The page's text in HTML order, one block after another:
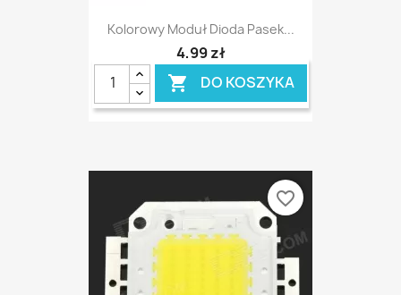
Kolorowy Moduł Dioda Pasek...
4,99 zł
 DO KOSZYKA
favorite_border